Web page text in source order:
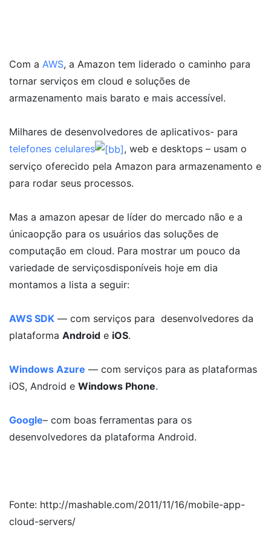
Com a AWS, a Amazon tem liderado o caminho para
tornar serviços em cloud e soluções de
armazenamento mais barato e mais accessível.
Milhares de desenvolvedores de aplicativos- para
telefones celulares
, web e desktops – usam o
serviço oferecido pela Amazon para armazenamento e
para rodar seus processos.
Mas a amazon apesar de líder do mercado não e a
únicaopção para os usuários das soluções de
computação em cloud. Para mostrar um pouco da
variedade de serviçosdisponíveis hoje em dia
montamos a lista a seguir:
AWS SDK — com serviços para desenvolvedores da
plataforma Android e iOS.
Windows Azure — com serviços para as plataformas
iOS, Android e Windows Phone.
Google– com boas ferramentas para os
desenvolvedores da plataforma Android.
Fonte: http://mashable.com/2011/11/16/mobile-app-
cloud-servers/